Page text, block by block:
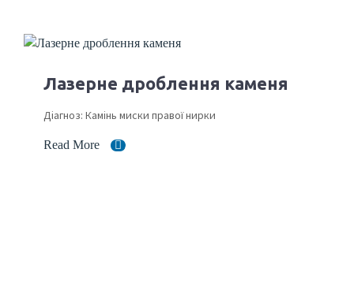
Лазерне дроблення каменя
Діагноз: Камінь миски правої нирки
Read More